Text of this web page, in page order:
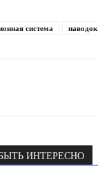
система паводок
ИНТЕРЕСНО